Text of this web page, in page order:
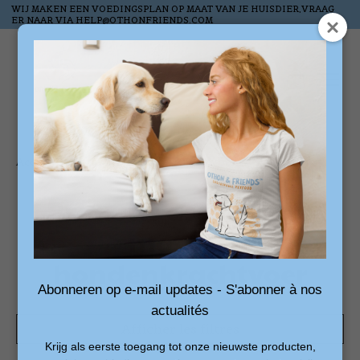
WIJ MAKEN EEN VOEDINGSPLAN OP MAAT VAN JE HUISDIER,VRAAG
ER NAAR VIA HELP@OTHONFRIENDS.COM
Liste de
Accueil / Mots-clés / hondenkrachtvoer
Produits associés au
mot-clé
Abonneren op e-mail updates - S'abonner à nos
actualités
Krijg als eerste toegang tot onze nieuwste producten,